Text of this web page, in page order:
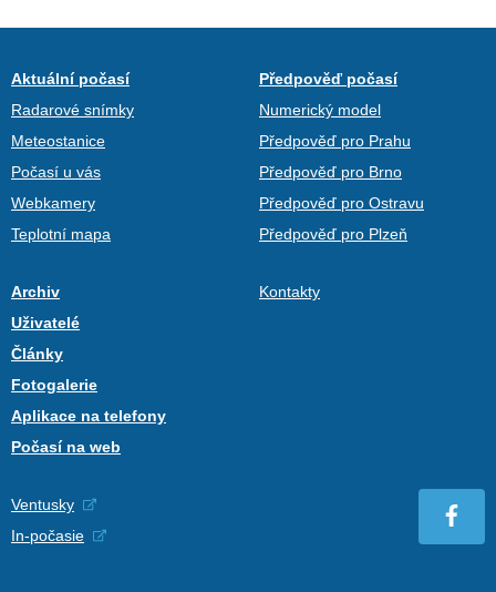
Aktuální počasí
Radarové snímky
Meteostanice
Počasí u vás
Webkamery
Teplotní mapa
Předpověď počasí
Numerický model
Předpověď pro Prahu
Předpověď pro Brno
Předpověď pro Ostravu
Předpověď pro Plzeň
Archiv
Uživatelé
Články
Fotogalerie
Aplikace na telefony
Počasí na web
Kontakty
Ventusky
In-počasie